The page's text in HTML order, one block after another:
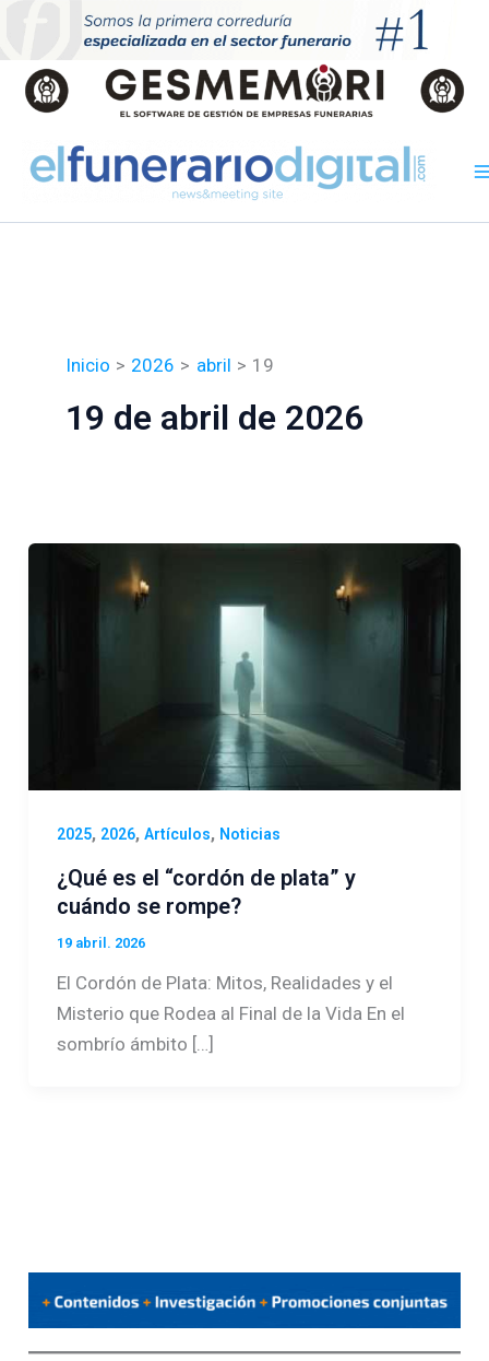
contenido
Inicio 2026 abril 19
19 de abril de 2026
2025, 2026, Artículos, Noticias
¿Qué es el “cordón de plata” y
cuándo se rompe?
19 abril. 2026
El Cordón de Plata: Mitos, Realidades y el
Misterio que Rodea al Final de la Vida En el
sombrío ámbito […]